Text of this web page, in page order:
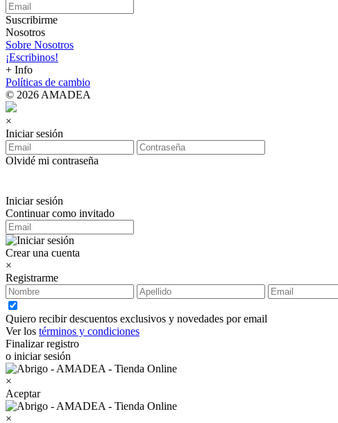
Suscribirme
Nosotros
Sobre Nosotros
¡Escribinos!
+ Info
Políticas de cambio
© 2026 AMADEA
×
Iniciar sesión
Olvidé mi contraseña
Iniciar sesión
Continuar como invitado
Crear una cuenta
×
Registrarme
Quiero recibir descuentos exclusivos y novedades por email
Ver los términos y condiciones
Finalizar registro
o iniciar sesión
×
Aceptar
×